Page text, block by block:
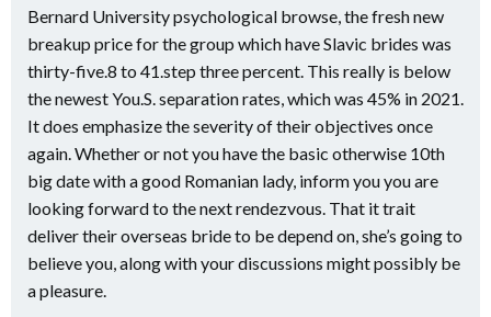
Bernard University psychological browse, the fresh new
breakup price for the group which have Slavic brides was
thirty-five.8 to 41.step three percent. This really is below
the newest You.S. separation rates, which was 45% in 2021.
It does emphasize the severity of their objectives once
again. Whether or not you have the basic otherwise 10th
big date with a good Romanian lady, inform you you are
looking forward to the next rendezvous. That it trait
deliver their overseas bride to be depend on, she’s going to
believe you, along with your discussions might possibly be
a pleasure.